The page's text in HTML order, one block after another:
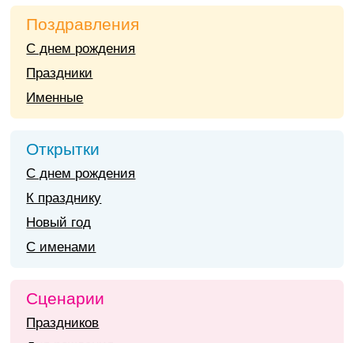
Поздравления
С днем рождения
Праздники
Именные
Открытки
С днем рождения
К празднику
Новый год
С именами
Сценарии
Праздников